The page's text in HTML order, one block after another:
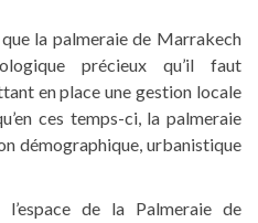
la palmeraie de Marrakech
précieux qu’il faut
en place une gestion locale
ces temps-ci, la palmeraie
démographique, urbanistique
de la Palmeraie de